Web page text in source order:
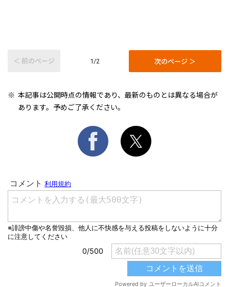
＜ 前のページ 1/2 次のページ ＞
本記事は公開時点の情報であり、最新のものとは異なる場合が
あります。予めご了承ください。